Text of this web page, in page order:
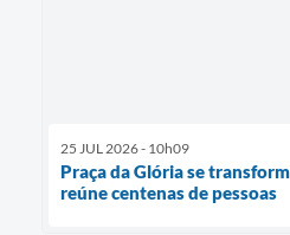
25 JUL 2026 - 10h09
Praça da Glória se
reúne centenas de pessoas